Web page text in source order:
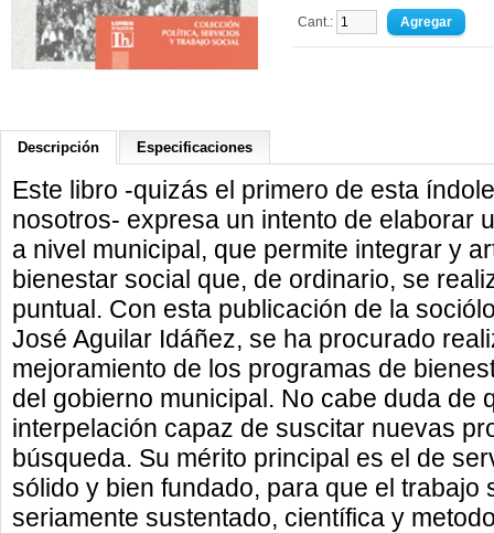
Cant.:
Descripción Especificaciones
Este libro -quizás el primero de esta
nosotros- expresa un intento de elaborar
a nivel municipal, que permite integrar y
bienestar social que, de ordinario, se
puntual. Con esta publicación de la
José Aguilar Idáñez, se ha procurado
mejoramiento de los programas de
del gobierno municipal. No cabe duda de
interpelación capaz de suscitar nuevas
búsqueda. Su mérito principal es el de
sólido y bien fundado, para que el trabajo
seriamente sustentado, científica y